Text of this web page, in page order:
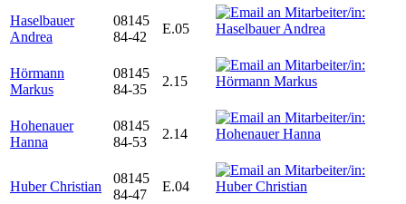
Haselbauer
Andrea
08145
84-42
E.05
Hörmann
Markus
08145
84-35
2.15
Hohenauer
Hanna
08145
84-53
2.14
Huber Christian
08145
84-47
E.04